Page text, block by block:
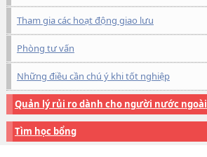
Tham gia các hoạt động giao lưu
Phòng tư vấn
Những điều cần chú ý khi tốt nghiệp
Quản lý rủi ro dành cho người nước ngoài
Tìm học bổng